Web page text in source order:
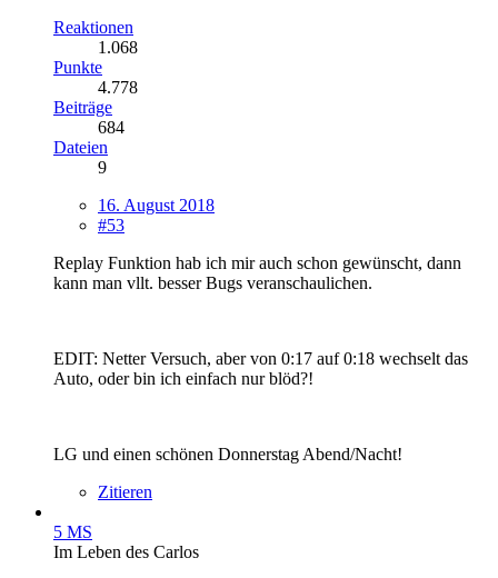
Reaktionen
1.068
Punkte
4.778
Beiträge
684
Dateien
9
16. August 2018
#53
Replay Funktion hab ich mir auch schon gewünscht, dann
kann man vllt. besser Bugs veranschaulichen.
EDIT: Netter Versuch, aber von 0:17 auf 0:18 wechselt das
Auto, oder bin ich einfach nur blöd?!
LG und einen schönen Donnerstag Abend/Nacht!
Zitieren
5 MS
Im Leben des Carlos